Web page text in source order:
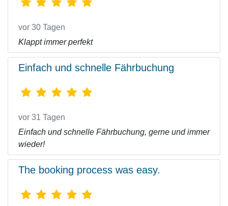
vor 30 Tagen
Klappt immer perfekt
Einfach und schnelle Fährbuchung
vor 31 Tagen
Einfach und schnelle Fährbuchung, gerne und immer
wieder!
The booking process was easy.